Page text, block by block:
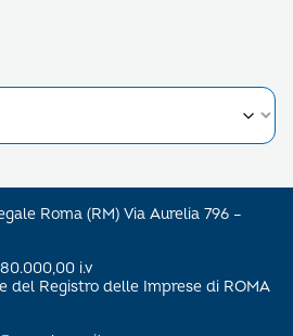
Roma (RM) Via Aurelia 796 –
i.v
del Registro delle Imprese di ROMA